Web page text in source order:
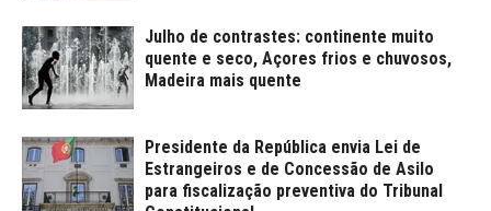
Julho de contrastes: continente muito
quente e seco, Açores frios e chuvosos,
Madeira mais quente
Presidente da República envia Lei de
Estrangeiros e de Concessão de Asilo
para fiscalização preventiva do Tribunal